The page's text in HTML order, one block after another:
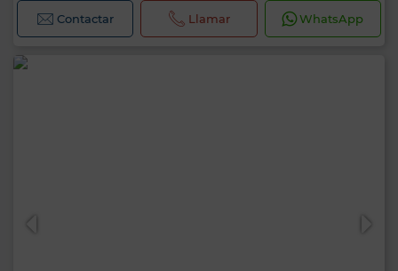
Contactar Llamar WhatsApp